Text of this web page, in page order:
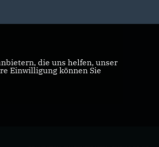
die uns helfen, unser
Einwilligung können Sie